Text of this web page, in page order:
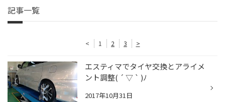
記事一覧
< 1 2 3 >
エスティマでタイヤ交換とアライメ
ント調整( ´ ▽ ` )ﾉ
2017年10月31日